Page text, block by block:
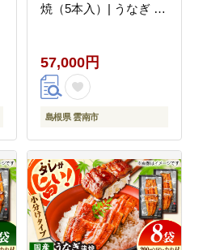
焼（5本入）| うなぎ タ
雲南市/有限会社石田魚
店 [AICQ011]
57,000円
島根県 雲南市